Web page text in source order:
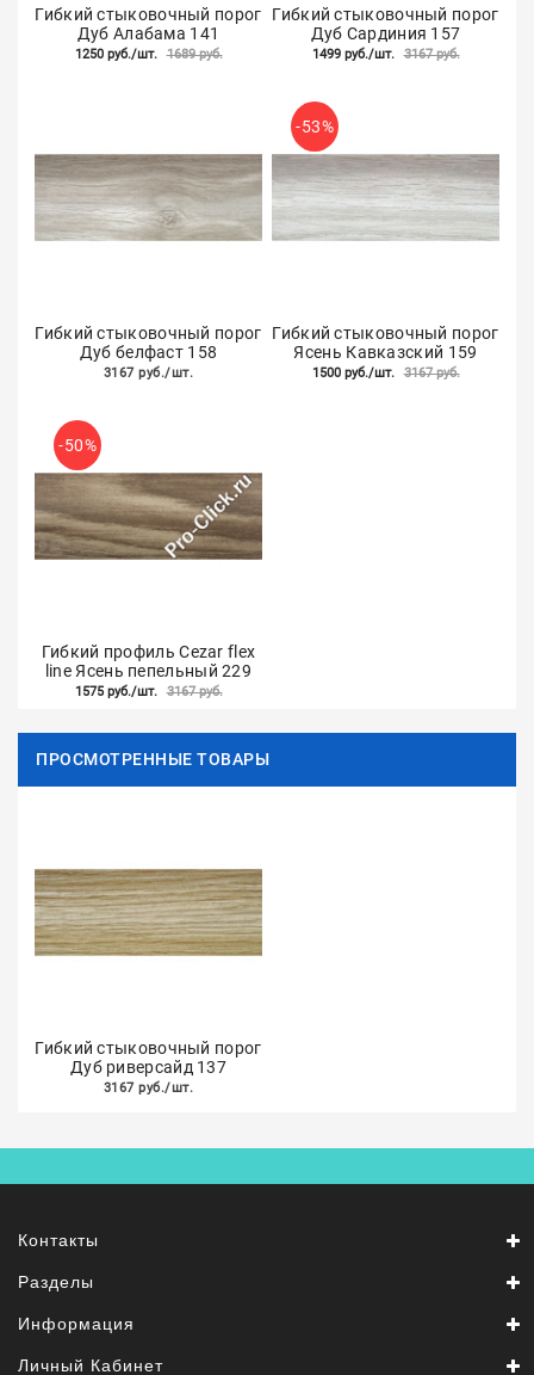
Гибкий стыковочный порог
Дуб Алабама 141
1250 руб./шт. 1689 руб.
Гибкий стыковочный порог
Дуб Сардиния 157
1499 руб./шт. 3167 руб.
Гибкий стыковочный порог
Дуб белфаст 158
3167 руб./шт.
Гибкий стыковочный порог
Ясень Кавказский 159
1500 руб./шт. 3167 руб.
-53%
Гибкий профиль Cezar flex
line Ясень пепельный 229
1575 руб./шт. 3167 руб.
-50%
ПРОСМОТРЕННЫЕ ТОВАРЫ
Гибкий стыковочный порог
Дуб риверсайд 137
3167 руб./шт.
Контакты
Разделы
Информация
Личный Кабинет